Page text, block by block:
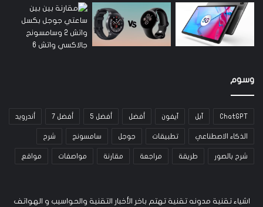
وسوم
ChatGPT آبل آيفون أفضل أفضل 5 أفضل 7 أندرويد
الذكاء الاصطناعي تطبيقات جوجل سامسونج شرح
شرح بالصور طريقة مراجعة مقارنة مواصفات مواقع
اشياء تقنية مدونه تقنية تهتم باخر الأخبار التقنية والحواسيب و الهواتف